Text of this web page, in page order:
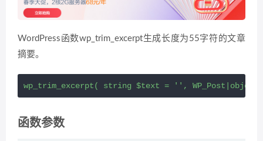
WordPress函数wp_trim_excerpt生成长度为55字符的文章
摘要。
wp_trim_excerpt( string $text = '',
函数参数